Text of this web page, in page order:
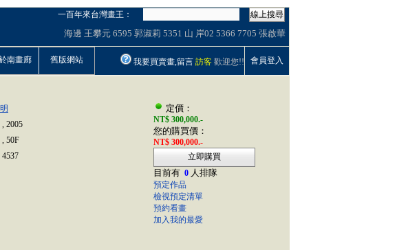
一百年來台灣畫王：
線上搜尋
海邊 王攀元 6595 郭淑莉 5351 山 岸02 5366 7705 張啟華
南畫廊 舊版網站 我要買賣畫,留言 訪客 歡迎您!! 會員登入
, 2005
, 50F
4537
定價：
NT$ 300,000.-
您的購買價：
NT$ 300,000.-
立即購買
目前有 0 人排隊
預定作品
檢視預定清單
預約看畫
加入我的最愛